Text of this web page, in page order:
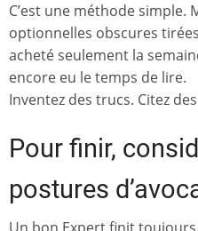
C’est une méthode simple.
optionnelles obscures
acheté seulement la
encore eu le temps de lire.
Inventez des trucs. Citez
Pour finir,
postures